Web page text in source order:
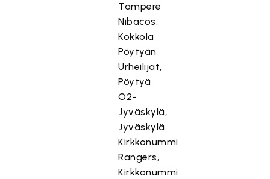
Tampere
Nibacos,
Kokkola
Pöytyän
Urheilijat,
Pöytyä
O2-
Jyväskylä,
Jyväskylä
Kirkkonummi
Rangers,
Kirkkonummi